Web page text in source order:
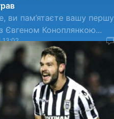
ви пам’ятаєте вашу першу
Євгеном Коноплянкою...
13:02